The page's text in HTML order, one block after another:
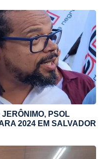
PSOL
2024 EM SALVADOR